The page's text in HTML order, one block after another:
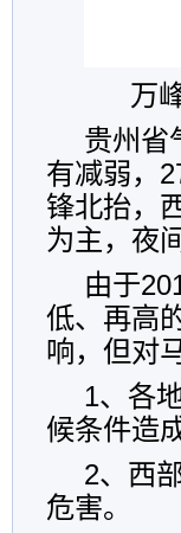
万
贵州省
有减弱，
锋北抬，
为主，夜
由于
低、再高
响，但对
1、各
候条件造
2、西
危害。